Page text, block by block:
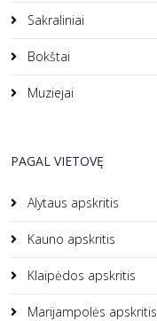
Sakraliniai
Bokštai
Muziejai
PAGAL VIETOVĘ
Alytaus apskritis
Kauno apskritis
Klaipėdos apskritis
Marijampolės apskritis